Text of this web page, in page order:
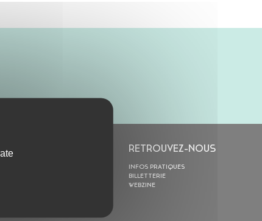
RETROUVEZ-NOUS
INFOS PRATIQUES
BILLETTERIE
WEBZINE